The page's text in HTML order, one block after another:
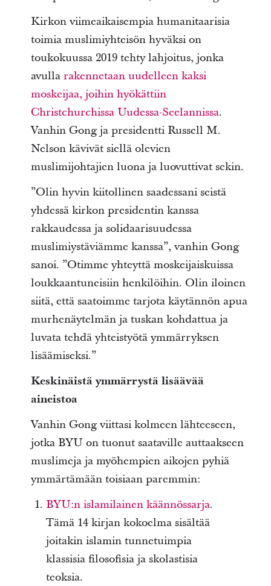
Kirkon viimeaikaisempia humanitaarisia
toimia muslimiyhteisön hyväksi on
toukokuussa 2019 tehty lahjoitus, jonka
avulla rakennetaan uudelleen kaksi
moskeijaa, joihin hyökättiin
Christchurchissa Uudessa-Seelannissa.
Vanhin Gong ja presidentti Russell M.
Nelson kävivät siellä olevien
muslimijohtajien luona ja luovuttivat sekin.
”Olin hyvin kiitollinen saadessani seistä
yhdessä kirkon presidentin kanssa
rakkaudessa ja solidaarisuudessa
muslimiystäviämme kanssa”, vanhin Gong
sanoi. ”Otimme yhteyttä moskeijaiskuissa
loukkaantuneisiin henkilöihin. Olin iloinen
siitä, että saatoimme tarjota käytännön apua
murhenäytelmän ja tuskan kohdattua ja
luvata tehdä yhteistyötä ymmärryksen
lisäämiseksi.”
Keskinäistä ymmärrystä lisäävää
aineistoa
Vanhin Gong viittasi kolmeen lähteeseen,
jotka BYU on tuonut saataville auttaakseen
muslimeja ja myöhempien aikojen pyhiä
ymmärtämään toisiaan paremmin:
BYU:n islamilainen käännössarja.
Tämä 14 kirjan kokoelma sisältää
joitakin islamin tunnetuimpia
klassisia filosofisia ja skolastisia
teoksia.